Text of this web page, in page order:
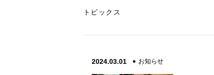
トピックス
2024.03.01 お知らせ